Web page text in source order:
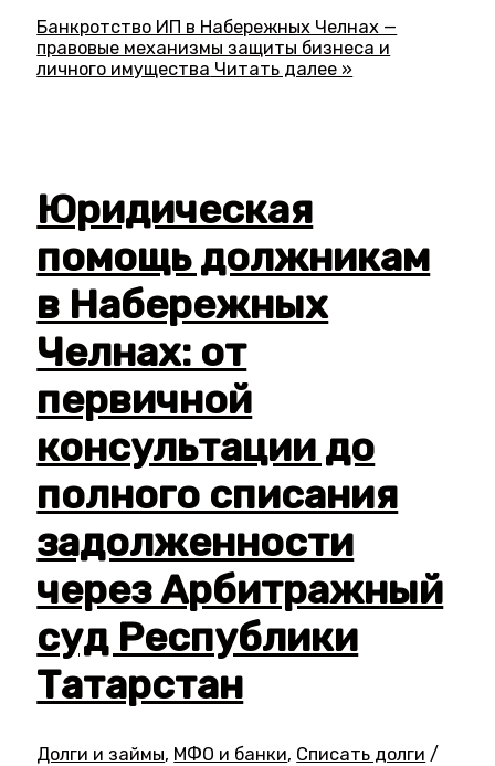
Банкротство ИП в Набережных Челнах —
правовые механизмы защиты бизнеса и
личного имущества Читать далее »
Юридическая
помощь должникам
в Набережных
Челнах: от
первичной
консультации до
полного списания
задолженности
через Арбитражный
суд Республики
Татарстан
Долги и займы, МФО и банки, Списать долги /